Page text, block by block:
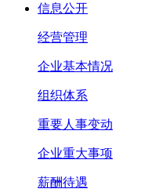
信息公开
经营管理
企业基本情况
组织体系
重要人事变动
企业重大事项
薪酬待遇